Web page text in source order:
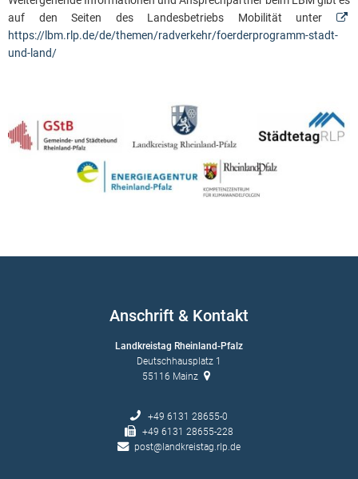
auf den Seiten des Landesbetriebs Mobilität unter
https://lbm.rlp.de/de/themen/radverkehr/foerderprogramm-stadt-
und-land/
Anschrift & Kontakt
Landkreistag Rheinland-Pfalz
Deutschhausplatz 1
55116 Mainz
+49 6131 28655-0
+49 6131 28655-228
post@landkreistag.rlp.de